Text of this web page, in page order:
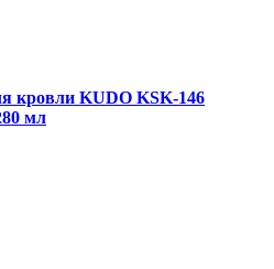
кровли KUDO KSK-146
мл